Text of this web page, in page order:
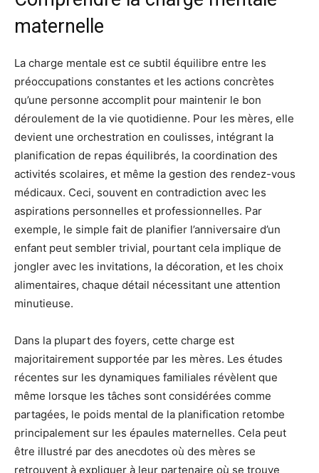
maternelle
La charge mentale est ce subtil équilibre entre les
préoccupations constantes et les actions concrètes
qu’une personne accomplit pour maintenir le bon
déroulement de la vie quotidienne. Pour les mères, elle
devient une orchestration en coulisses, intégrant la
planification de repas équilibrés, la coordination des
activités scolaires, et même la gestion des rendez-vous
médicaux. Ceci, souvent en contradiction avec les
aspirations personnelles et professionnelles. Par
exemple, le simple fait de planifier l’anniversaire d’un
enfant peut sembler trivial, pourtant cela implique de
jongler avec les invitations, la décoration, et les choix
alimentaires, chaque détail nécessitant une attention
minutieuse.
Dans la plupart des foyers, cette charge est
majoritairement supportée par les mères. Les études
récentes sur les dynamiques familiales révèlent que
même lorsque les tâches sont considérées comme
partagées, le poids mental de la planification retombe
principalement sur les épaules maternelles. Cela peut
être illustré par des anecdotes où des mères se
retrouvent à expliquer à leur partenaire où se trouve